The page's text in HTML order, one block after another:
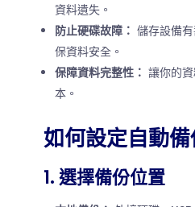
資料遺失。
防止硬碟故障： 儲存設備
保資料安全。
保障資料完整性： 讓你的
本。
如何設定自動備
1. 選擇備份位置